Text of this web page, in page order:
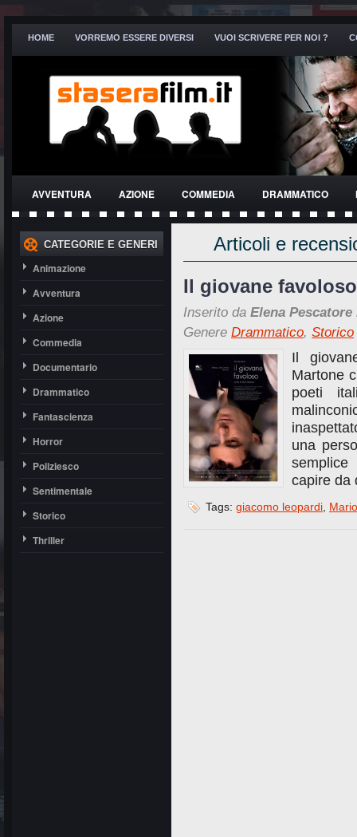
HOME VORREMO ESSERE DIVERSI VUOI SCRIVERE PER NOI ?
AVVENTURA AZIONE COMMEDIA DRAMMATICO
THRILLER
CATEGORIE E GENERI
Animazione
Avventura
Azione
Commedia
Documentario
Drammatico
Fantascienza
Horror
Poliziesco
Sentimentale
Storico
Thriller
Articoli e
Il giovane
Inserito da Elena Pescatore
Genere Drammatico, Storico
Il
Martone
poeti
una
capire da
Tags: giacomo leopardi